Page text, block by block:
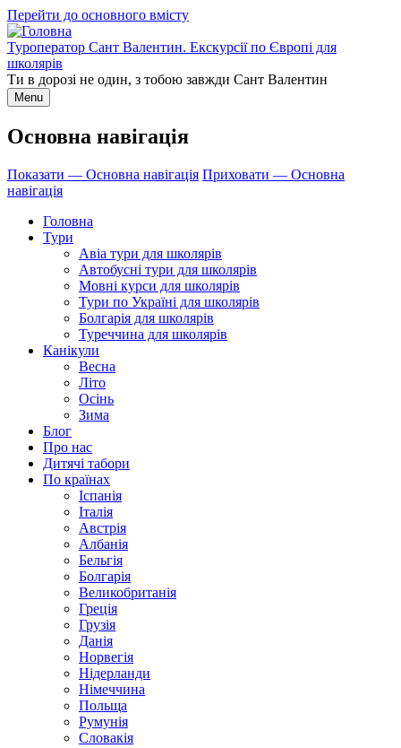
Перейти до основного вмісту
Туроператор Сант Валентин. Екскурсії по Європі для
школярів
Ти в дорозі не один, з тобою завжди Сант Валентин
Menu
Основна навігація
Показати — Основна навігація Приховати — Основна
навігація
Головна
Тури
Авіа тури для школярів
Автобусні тури для школярів
Мовні курси для школярів
Тури по Україні для школярів
Болгарія для школярів
Туреччина для школярів
Канікули
Весна
Літо
Осінь
Зима
Блог
Про нас
Дитячі табори
По країнах
Іспанія
Італія
Австрія
Албанія
Бельгія
Болгарія
Великобританія
Греція
Грузія
Данія
Норвегія
Нідерланди
Німеччина
Польща
Румунія
Словакія